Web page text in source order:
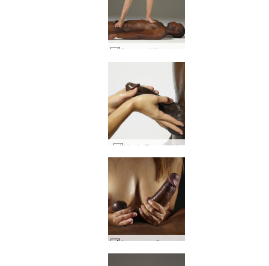
Magic Touch #36
Amaya og Goro hani og brjóst #41